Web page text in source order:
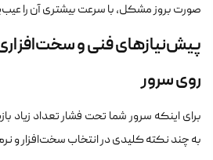
صورت بروز مشکل، با سرعت بیشتری آن را
پیش‌نیازهای فنی و
روی سرور
برای اینکه سرور شما تحت فشار تعداد زیاد
به چند نکته کلیدی در انتخاب سخت‌افزار و